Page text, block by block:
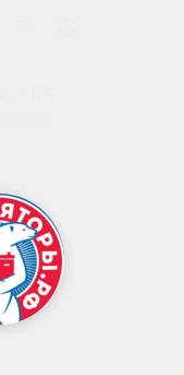
АКБ